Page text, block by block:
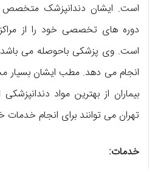
است. ایشان دندانپزشک متخصص
دوره های تخصصی خود را از
است. وی پزشکی باحوصله می
انجام می دهد. مطب ایشان بسیار
بیماران از بهترین مواد
تهران می توانند برای انجام خدمات
خدمات: